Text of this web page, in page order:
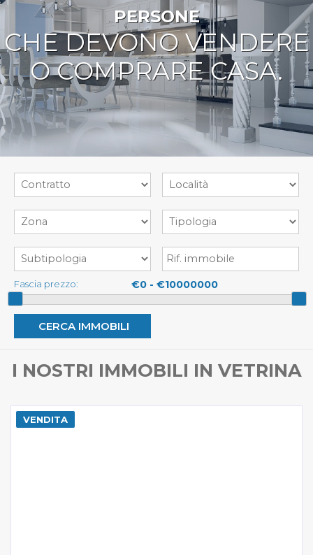
Proponi Un ImmobilePERSONE
CHE DEVONO VENDERE
O COMPRARE CASA.
Fascia prezzo:
I NOSTRI IMMOBILI IN VETRINA
VENDITA